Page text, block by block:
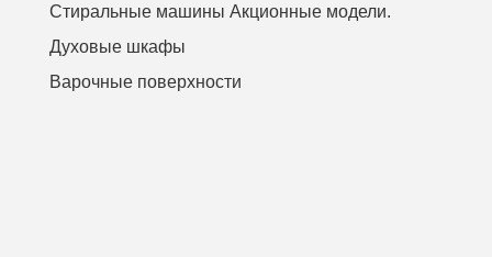
Стиральные машины Акционные модели.
Духовые шкафы
Варочные поверхности